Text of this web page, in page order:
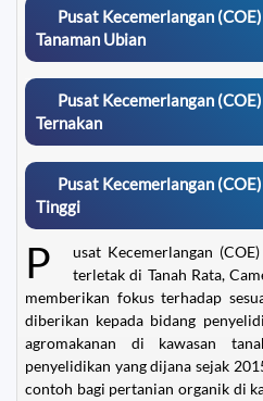
Pusat Kecemerlangan
Tanaman Ubian
Pusat Kecemerlangan
Ternakan
Pusat Kecemerlangan
Tinggi
P
usat Kecemerlangan
terletak di Tanah Rata,
memberikan fokus terhadap
diberikan kepada bidang
agromakanan di kawasan
penyelidikan yang dijana sejak
contoh bagi pertanian organik di